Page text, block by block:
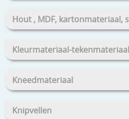
Hout , MDF, kartonmateriaal,
Kleurmateriaal-tekenmateriaal
Kneedmateriaal
Knipvellen